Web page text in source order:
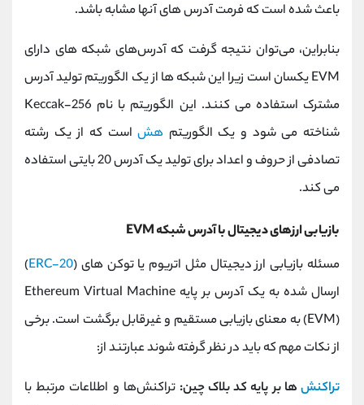
باعث شده است که فرمت آدرس های آنها مشابه باشد.
بنابراین، می‌توان نتیجه گرفت که آدرس‌های شبکه‌ های دارای
EVM یکسان است زیرا این شبکه ها از یک الگوریتم تولید آدرس
مشترک استفاده می کنند. این الگوریتم با نام Keccak-256
شناخته می شود و یک الگوریتم هشاست که از یک رشته
تصادفی از حروف و اعداد برای تولید یک آدرس 20 بایتی استفاده
می کند.
بازیابی ارزهای دیجیتال با آدرس شبکه EVM
مسئله بازیابی ارز دیجیتال مثل اتریوم یا توکن‌ های (ERC-20
)
ارسال شده به یک آدرس بر پایه Ethereum Virtual Machine
(EVM) به معنای بازیابی مستقیم و غیرقابل برگشت است. برخی
از نکات مهم که باید در نظر گرفته شوند عبارتند از:
تراکنش‌ها بر پایه کد بلاک چین: تراکنش‌ها و اطلاعات مرتبط با